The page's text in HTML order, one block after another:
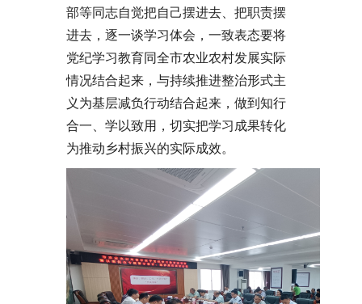
部等同志自觉把自己摆进去、把职责摆
进去，逐一谈学习体会，一致表态要将
党纪学习教育同全市农业农村发展实际
情况结合起来，与持续推进整治形式主
义为基层减负行动结合起来，做到知行
合一、学以致用，切实把学习成果转化
为推动乡村振兴的实际成效。